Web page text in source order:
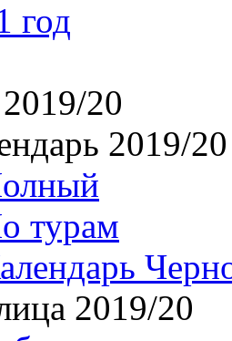
год
20
2019/20
турам
2019/20